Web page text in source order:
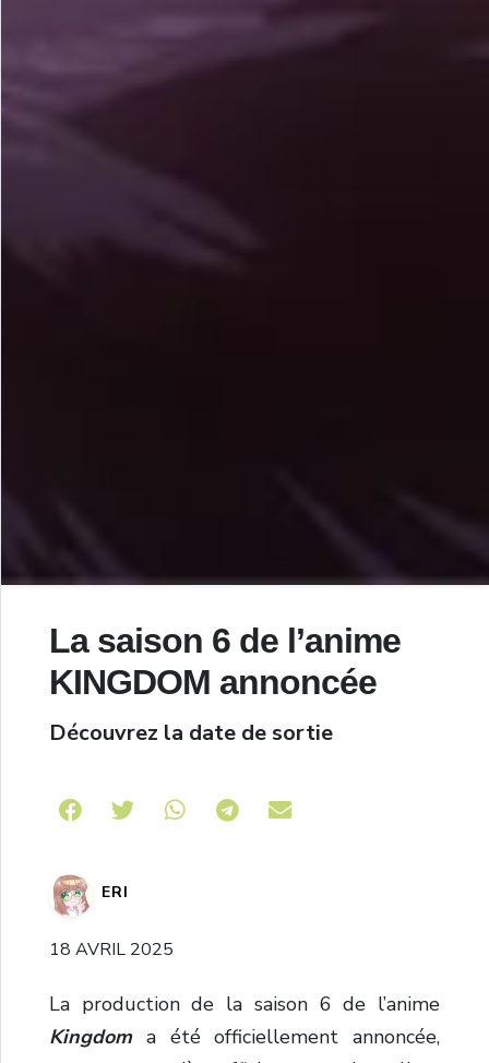
La saison 6 de l’anime
KINGDOM annoncée
Découvrez la date de sortie
Share on Telegram
ERI
18 AVRIL 2025
La production de la saison 6 de l’anime
Kingdom a été officiellement annoncée,